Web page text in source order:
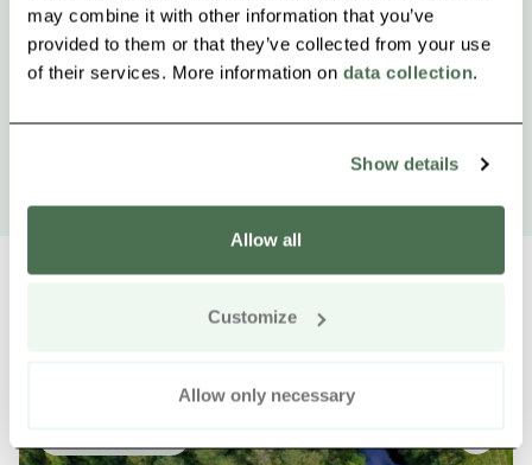
may combine it with other information that you’ve
provided to them or that they’ve collected from your use
of their services. More information on data collection.
Show details
Allow all
Customize
Allow only necessary